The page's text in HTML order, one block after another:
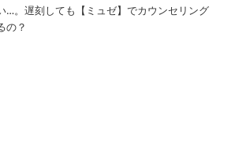
…。遅刻しても【ミュゼ】でカウンセリング
の？